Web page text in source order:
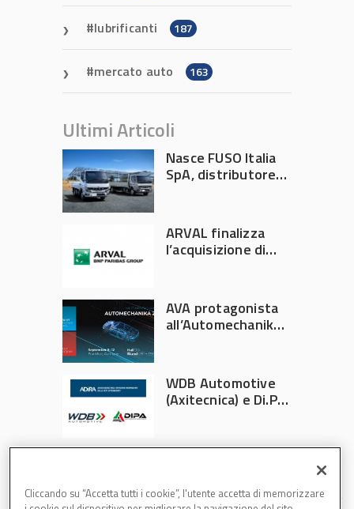
lubrificanti 187
mercato auto 163
Ultimi Articoli
Nasce FUSO Italia
SpA, distributore
ARVAL finalizza
l’acquisizione di
AVA protagonista
all’Automechanika
WDB Automotive
(Axitecnica) e Di.Pa.
Cliccando su “Accetta tutti i cookie”, l'utente accetta di memorizzare